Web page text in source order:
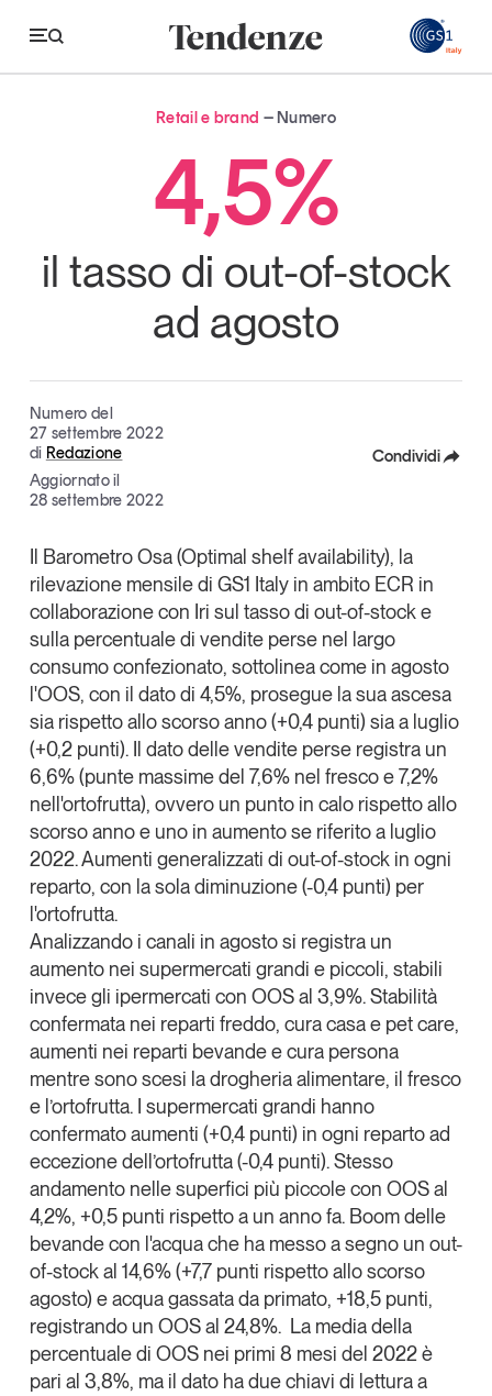
Tendenze
Economia e consumi
Innovazione
Logistica
Retail e brand
Sostenibilità
Grandi temi
Magazine
Opinioni
Dossier
Il Numero
Interviste
Comunicati stampa
Video
Podcast
Eventi e formazione
Tutti gli appuntamenti
Chi siamo
Contatti
Tendenze Journal
La nostra newsletter nella tua email
Iscriviti
Retail e brand Numero
4,5%
il tasso di out-of-stock
ad agosto
Numero del
27 settembre 2022
di Redazione
Aggiornato il
28 settembre 2022
Condividi
Linkedin
Copia Link
Barometro Osa (Optimal shelf availability), la
rilevazione mensile di GS1 Italy in ambito ECR in
collaborazione con ri sul tasso di out-of-stock e
sulla percentuale di vendite perse nel largo
consumo confezionato, sottolinea come in agosto
l'OOS, con il dato di 4,5%, prosegue la sua ascesa
sia rispetto allo scorso anno (+0,4 punti) sia a luglio
(+0,2 punti).
Il dato delle vendite perse registra un
6,6%(punte massime del 7,6% nel fresco e 7,2%
nell'ortofrutta), ovvero un punto in calo rispetto allo
scorso anno e uno in aumento se riferito a luglio
2022. Aumenti generalizzati di out-of-stock in ogni
reparto, con la sola diminuzione (-0,4 punti) per
l'ortofrutta.
Analizzando i canali in agosto si registra un
aumento nei supermercati grandi e piccoli, stabili
invece gli ipermercati con OOS al 3,9%. Stabilità
confermata nei reparti freddo, cura casa e pet care,
aumenti nei reparti bevande e cura persona
mentre sono scesi la drogheria alimentare, il fresco
e l’ortofrutta. I supermercati grandi hanno
confermato aumenti (+0,4 punti) in ogni reparto ad
eccezione dell’ortofrutta (-0,4 punti). Stesso
andamento nelle superfici più piccole con OOS al
4,2%, +0,5 punti rispetto a un anno fa. Boom delle
bevande con l'acqua che ha messo a segno un out-
of-stock al 14,6% (+7,7 punti rispetto allo scorso
agosto) e acqua gassata da primato, +18,5 punti,
registrando un OOS al 24,8%. La media della
percentuale di OOS nei primi 8 mesi del 2022 è
pari al 3,8%, ma il dato ha due chiavi di lettura a